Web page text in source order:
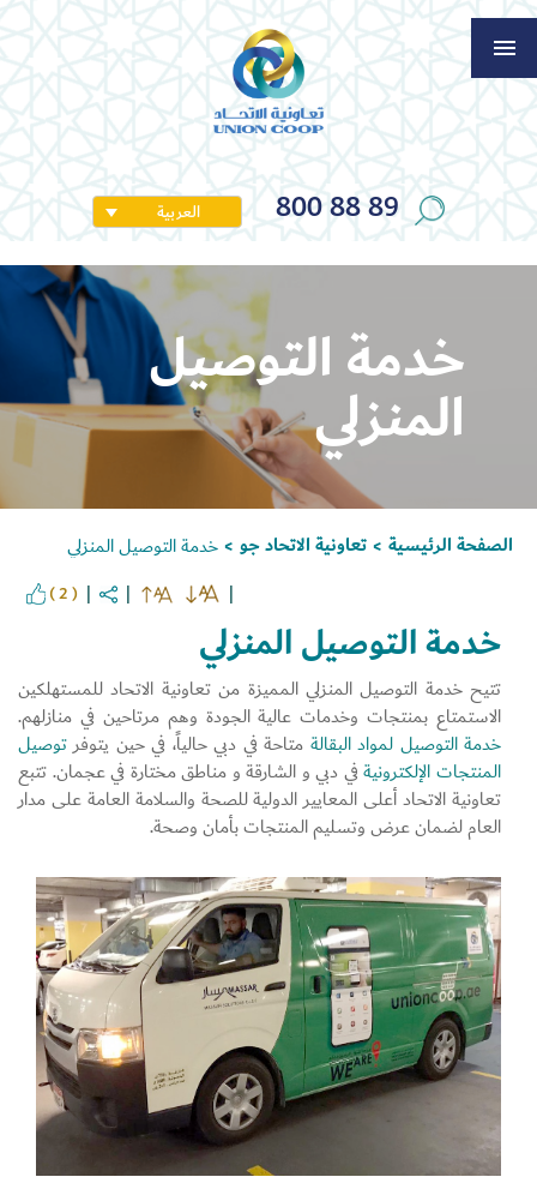
800 88 89 العربية
خدمة التوصيل
المنزلي
الصفحة الرئيسية > تعاونية الاتحاد جو > خدمة التوصيل المنزلي
( 2 )
خدمة التوصيل المنزلي
تتيح خدمة التوصيل المنزلي المميزة من تعاونية الاتحاد للمستهلكين
الاستمتاع بمنتجات وخدمات عالية الجودة وهم مرتاحين في منازلهم.
خدمة التوصيل لمواد البقالة متاحة في دبي حالياً، في حين يتوفرتوصيل
المنتجات الإلكترونيةفي دبي و الشارقة و مناطق مختارة في عجمان. تتبع
تعاونية الاتحاد أعلى المعايير الدولية للصحة والسلامة العامة على مدار
العام لضمان عرض وتسليم المنتجات بأمان وصحة.
Set Youtube Channel ID